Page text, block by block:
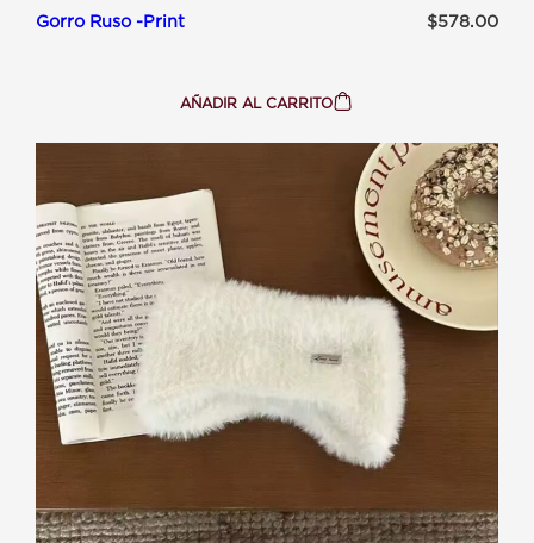
Gorro Ruso -Print $578.00
AÑADIR AL CARRITO
:
RUSO